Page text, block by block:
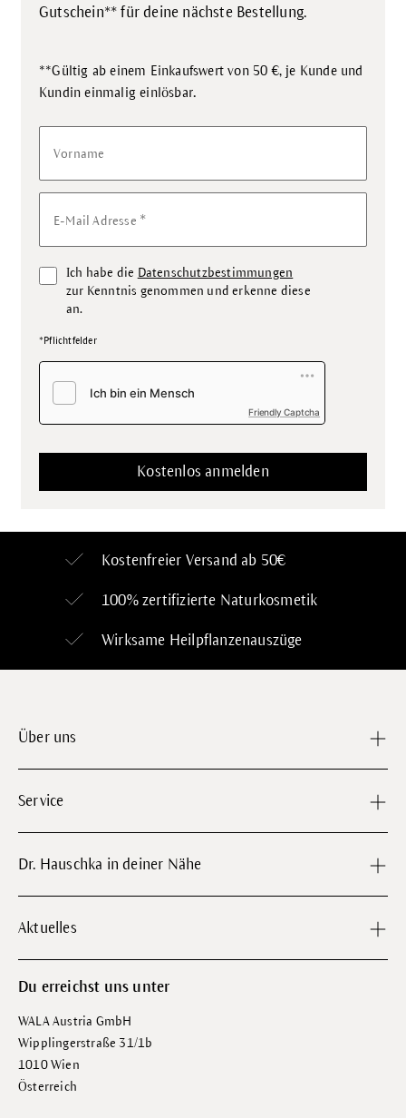
Gutschein** für deine nächste Bestellung.
**Gültig ab einem Einkaufswert von 50 €, je Kunde und
Kundin einmalig einlösbar.
Vorname
E-Mail Adresse *
Ich habe die Datenschutzbestimmungen
zur Kenntnis genommen und erkenne diese
an.
*Pflichtfelder
Friendly Captcha
Kostenfreier Versand ab 50€
100% zertifizierte Naturkosmetik
Wirksame Heilpflanzenauszüge
Über uns
Service
Dr. Hauschka in deiner Nähe
Aktuelles
Du erreichst uns unter
WALA Austria GmbH
Wipplingerstraße 31/1b
1010 Wien
Österreich